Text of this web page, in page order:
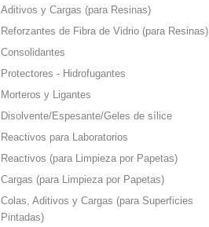
Aditivos y Cargas (para Resinas)
Reforzantes de Fibra de Vidrio (para Resinas)
Consolidantes
Protectores - Hidrofugantes
Morteros y Ligantes
Disolvente/Espesante/Geles de sílice
Reactivos para Laboratorios
Reactivos (para Limpieza por Papetas)
Cargas (para Limpieza por Papetas)
Colas, Aditivos y Cargas (para Superficies
Pintadas)